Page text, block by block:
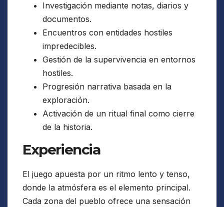
Investigación mediante notas, diarios y
documentos.
Encuentros con entidades hostiles
impredecibles.
Gestión de la supervivencia en entornos
hostiles.
Progresión narrativa basada en la
exploración.
Activación de un ritual final como cierre
de la historia.
Experiencia
El juego apuesta por un ritmo lento y tenso,
donde la atmósfera es el elemento principal.
Cada zona del pueblo ofrece una sensación